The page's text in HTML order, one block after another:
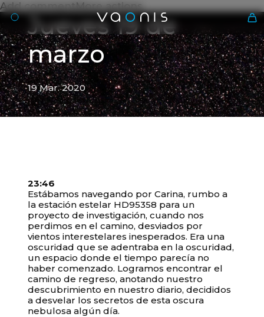
Add commentMore actions
Jueves 19 de
marzo
19 Mar. 2020
23:46
Estábamos navegando por Carina, rumbo a
la estación estelar HD95358 para un
proyecto de investigación, cuando nos
perdimos en el camino, desviados por
vientos interestelares inesperados. Era una
oscuridad que se adentraba en la oscuridad,
un espacio donde el tiempo parecía no
haber comenzado. Logramos encontrar el
camino de regreso, anotando nuestro
descubrimiento en nuestro diario, decididos
a desvelar los secretos de esta oscura
nebulosa algún día.
19 Mar. 2020
Jueves 19 de marzo
Su carrito está vacío